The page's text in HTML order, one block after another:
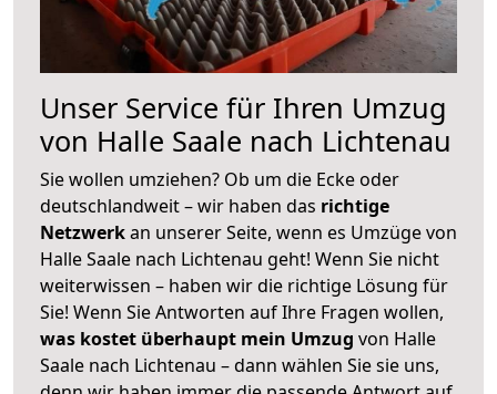
Unser Service für Ihren Umzug
von Halle Saale nach Lichtenau
Sie wollen umziehen? Ob um die Ecke oder
deutschlandweit – wir haben das richtige
Netzwerkan unserer Seite, wenn es Umzüge von
Halle Saale nach Lichtenau geht! Wenn Sie nicht
weiterwissen – haben wir die richtige Lösung für
Sie! Wenn Sie Antworten auf Ihre Fragen wollen,
was kostet überhaupt mein Umzug von Halle
Saale nach Lichtenau – dann wählen Sie sie uns,